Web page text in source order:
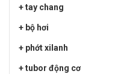
+ tay chang
+ bộ hơi
+ phớt xilanh
+ tubor động cơ